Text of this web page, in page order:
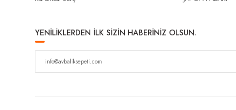
YENİLİKLERDEN İLK SİZİN HABERİNİZ OLSUN.